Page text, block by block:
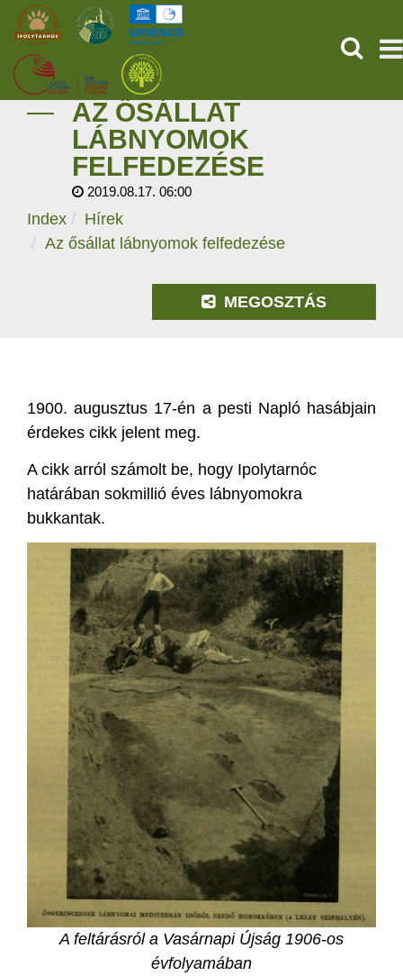
KEZDŐOLDAL
ŐSVILÁGI POMPEJI
SZOLGÁLTATÁSOK
AZ ŐSÁLLAT
LÁBNYOMOK
FELFEDEZÉSE
2019.08.17. 06:00
Index
Hírek
Az ősállat lábnyomok felfedezése
MEGOSZTÁS
1900. augusztus 17-én a pesti Napló hasábjain
érdekes cikk jelent meg.
A cikk arról számolt be, hogy Ipolytarnóc
határában sokmillió éves lábnyomokra
bukkantak.
A feltárásról a Vasárnapi Újság 1906-os
évfolyamában